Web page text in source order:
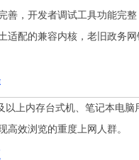
善，开发者调试工具功能完
适配的兼容内核，老旧政务
以上内存台式机、笔记本电
高效浏览的重度上网人群。